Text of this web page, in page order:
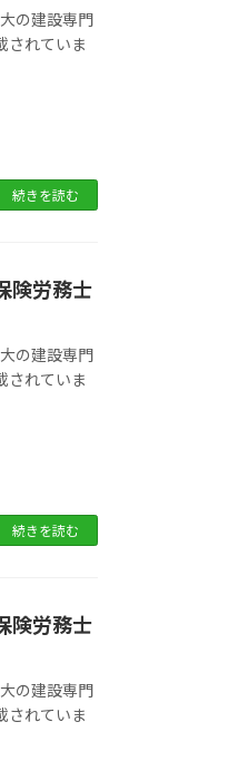
門
れていま
続きを読む
険労務士
門
れていま
続きを読む
険労務士
門
れていま